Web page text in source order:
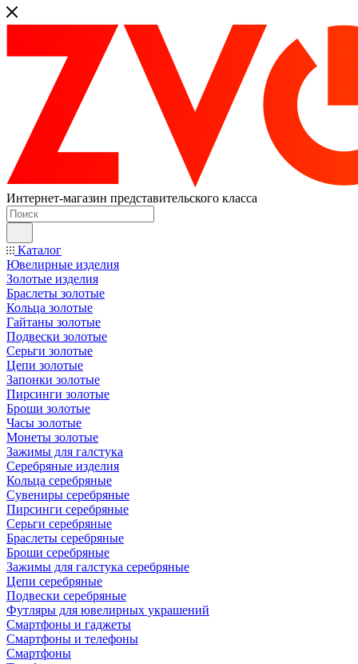
Интернет-магазин представительского класса
Каталог
Ювелирные изделия
Золотые изделия
Браслеты золотые
Кольца золотые
Гайтаны золотые
Подвески золотые
Серьги золотые
Цепи золотые
Запонки золотые
Пирсинги золотые
Броши золотые
Часы золотые
Монеты золотые
Зажимы для галстука
Серебряные изделия
Кольца серебряные
Сувениры серебряные
Пирсинги серебряные
Серьги серебряные
Браслеты серебряные
Броши серебряные
Зажимы для галстука серебряные
Цепи серебряные
Подвески серебряные
Футляры для ювелирных украшений
Смартфоны и гаджеты
Смартфоны и телефоны
Смартфоны